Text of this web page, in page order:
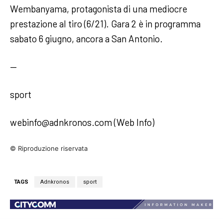
Wembanyama, protagonista di una mediocre
prestazione al tiro (6/21). Gara 2 è in programma
sabato 6 giugno, ancora a San Antonio.
—
sport
webinfo@adnkronos.com (Web Info)
© Riproduzione riservata
TAGS Adnkronos sport